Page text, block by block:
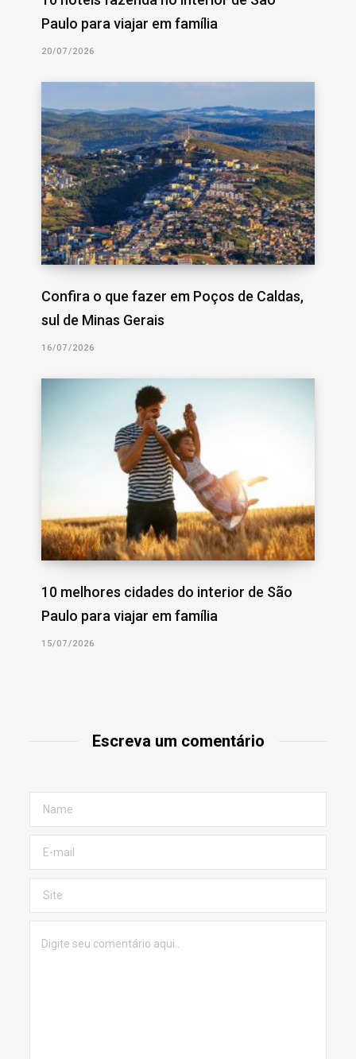
Paulo para viajar em família
20/07/2026
Confira o que fazer em Poços de Caldas,
sul de Minas Gerais
16/07/2026
10 melhores cidades do interior de São
Paulo para viajar em família
15/07/2026
Escreva um comentário